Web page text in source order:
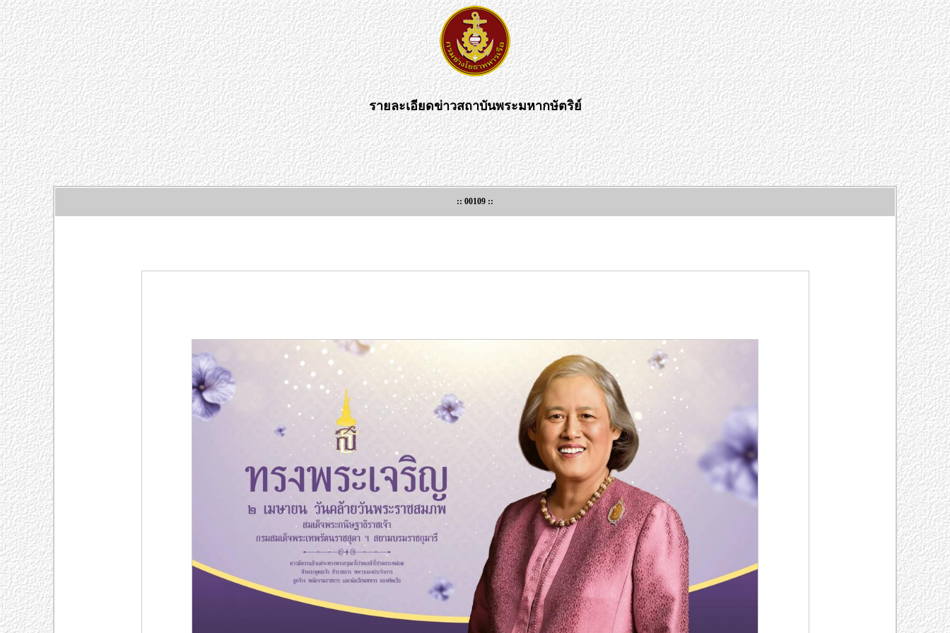
รายละเอียดข่าวสถาบันพระมหากษัตริย์
:: 00109 ::